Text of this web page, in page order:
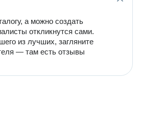
а можно создать
откликнутся сами.
из лучших, загляните
— там есть отзывы